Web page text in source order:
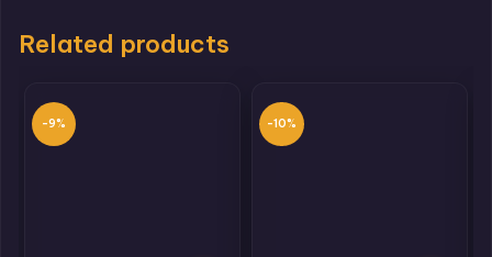
Related products
-9% -10%